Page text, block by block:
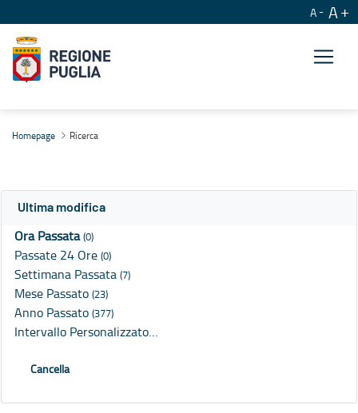
A A
Homepage Ricerca
Ultima modifica
Ora Passata(0)
Passate 24 Ore (0)
Settimana Passata (7)
Mese Passato (23)
Anno Passato (377)
Intervallo Personalizzato…
Cancella